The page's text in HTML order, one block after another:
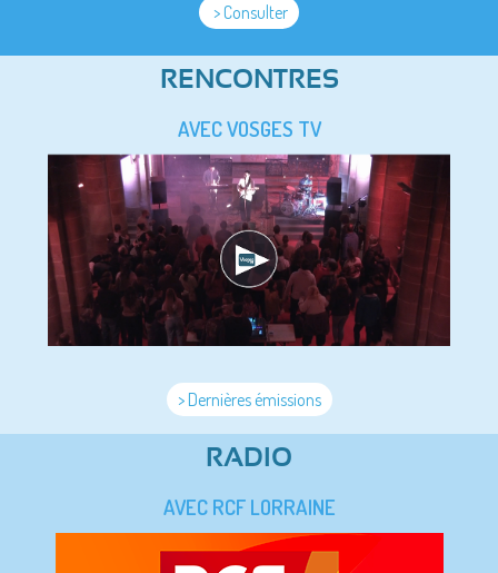
> Consulter
RENCONTRES
AVEC VOSGES TV
> Dernières émissions
RADIO
AVEC RCF LORRAINE